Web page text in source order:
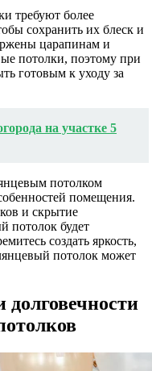
требуют более
сохранить их блеск и
царапинам и
потолки, поэтому при
готовым к уходу за
на участке 5
потолком
помещения.
и скрытие
потолок будет
создать яркость,
потолок может